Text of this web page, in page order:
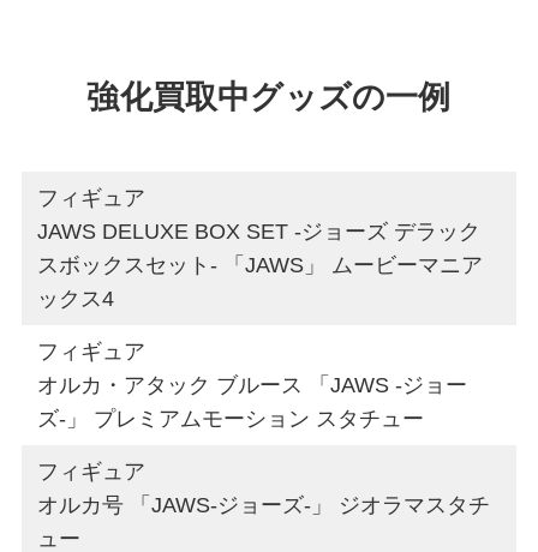
強化買取中グッズの一例
フィギュア
JAWS DELUXE BOX SET -ジョーズ デラック
スボックスセット- 「JAWS」 ムービーマニア
ックス4
フィギュア
オルカ・アタック ブルース 「JAWS -ジョー
ズ-」 プレミアムモーション スタチュー
フィギュア
オルカ号 「JAWS-ジョーズ-」 ジオラマスタチ
ュー